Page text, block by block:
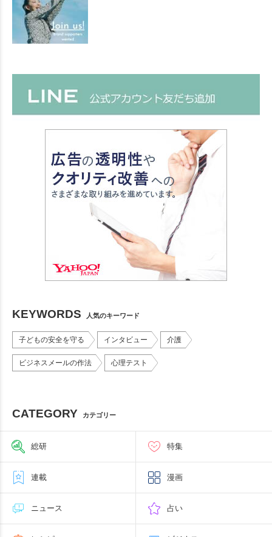
KEYWORDS 人気のキーワード
子どもの安全を守る インタビュー 介護
ビジネスメールの作法 心理テスト
CATEGORY カテゴリー
総研 特集
連載 漫画
ニュース 占い